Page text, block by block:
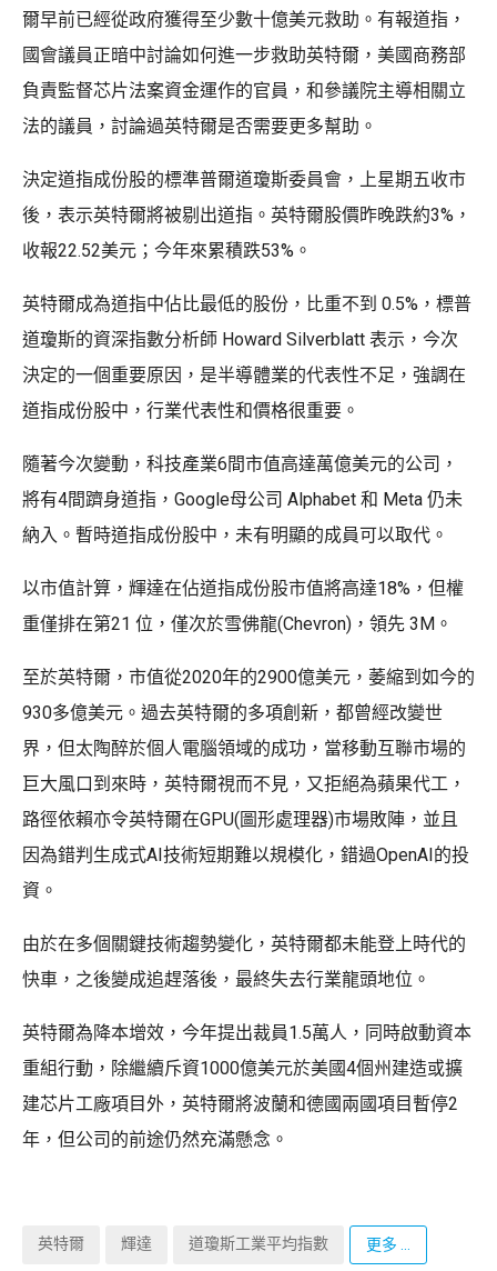
爾早前已經從政府獲得至少數十億美元救助。有報道指，
國會議員正暗中討論如何進一步救助英特爾，美國商務部
負責監督芯片法案資金運作的官員，和參議院主導相關立
法的議員，討論過英特爾是否需要更多幫助。
決定道指成份股的標準普爾道瓊斯委員會，上星期五收市
後，表示英特爾將被剔出道指。英特爾股價昨晚跌約3%，
收報22.52美元；今年來累積跌53%。
英特爾成為道指中佔比最低的股份，比重不到 0.5%，標普
道瓊斯的資深指數分析師 Howard Silverblatt 表示，今次
決定的一個重要原因，是半導體業的代表性不足，強調在
道指成份股中，行業代表性和價格很重要。
隨著今次變動，科技產業6間市值高達萬億美元的公司，
將有4間躋身道指，Google母公司 Alphabet 和 Meta 仍未
納入。暫時道指成份股中，未有明顯的成員可以取代。
以市值計算，輝達在佔道指成份股市值將高達18%，但權
重僅排在第21 位，僅次於雪佛龍(Chevron)，領先 3M。
至於英特爾，市值從2020年的2900億美元，萎縮到如今的
930多億美元。過去英特爾的多項創新，都曾經改變世
界，但太陶醉於個人電腦領域的成功，當移動互聯市場的
巨大風口到來時，英特爾視而不見，又拒絕為蘋果代工，
路徑依賴亦令英特爾在GPU(圖形處理器)市場敗陣，並且
因為錯判生成式AI技術短期難以規模化，錯過OpenAI的投
資。
由於在多個關鍵技術趨勢變化，英特爾都未能登上時代的
快車，之後變成追趕落後，最終失去行業龍頭地位。
英特爾為降本增效，今年提出裁員1.5萬人，同時啟動資本
重組行動，除繼續斥資1000億美元於美國4個州建造或擴
建芯片工廠項目外，英特爾將波蘭和德國兩國項目暫停2
年，但公司的前途仍然充滿懸念。
英特爾 輝達 道瓊斯工業平均指數 更多 ...